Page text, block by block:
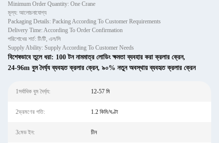
Minimum Order Quantity: One Crane
মূল্য: আলোচনাযোগ্য
Packaging Details: Packing According To Customer Requirements
Delivery Time: According To Order Confirmation
পরিশোধের শর্ত: টি/টি, এল/সি
Supply Ability: Supply According To Customer Needs
বিশেষভাবে তুলে ধরা: 100 টন নামমাত্র লোডিং ক্ষমতা ব্যবহার করা ক্রলার ক্রেন,
24-96m বুম দৈর্ঘ্য ব্যবহৃত ক্রলার ক্রেন, ৯০% নতুন অবস্থায় ব্যবহৃত ক্রলার ক্রেন
1সর্বাধিক বুম দৈর্ঘ্য: 12-57 মি
2ভ্রমণের গতি: 1.2 কিমি/ঘণ্টা
3মেড ইন: চীন